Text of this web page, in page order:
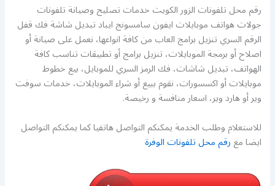
رقم محل تلفونات الزور الكويت خدمات تصليح وصيانة تلفونات
جولات هواتف موبايلات ايفون سامسونج ايباد تبديل شاشة فك قفل
الرقم السري تنزيل برامج العاب من كافة انواعها، نعمل على صيانة أو
اصلاح أو برمجة الموبايلات، تنزيل برامج أو تطبيقات تناسب كافة
الهواتف، تبديل شاشات، فك الرمز السري للموبايل، بيع خطوط
موبايلات أو اكسسورات، نقوم ببيع أو شراء الموبايلات، خدمات سوفت
وير أو هارد وير، اسعار منافسة و رخيصة.
للاستعلام وطلب الخدمة يمكنكم التواصل هاتفيا كما يمكنكم التواصل
ايضا معرقم محل تلفونات الوفرة